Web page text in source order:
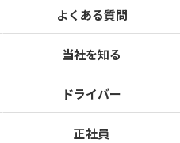
よくある質問
当社を知る
ドライバー
正社員